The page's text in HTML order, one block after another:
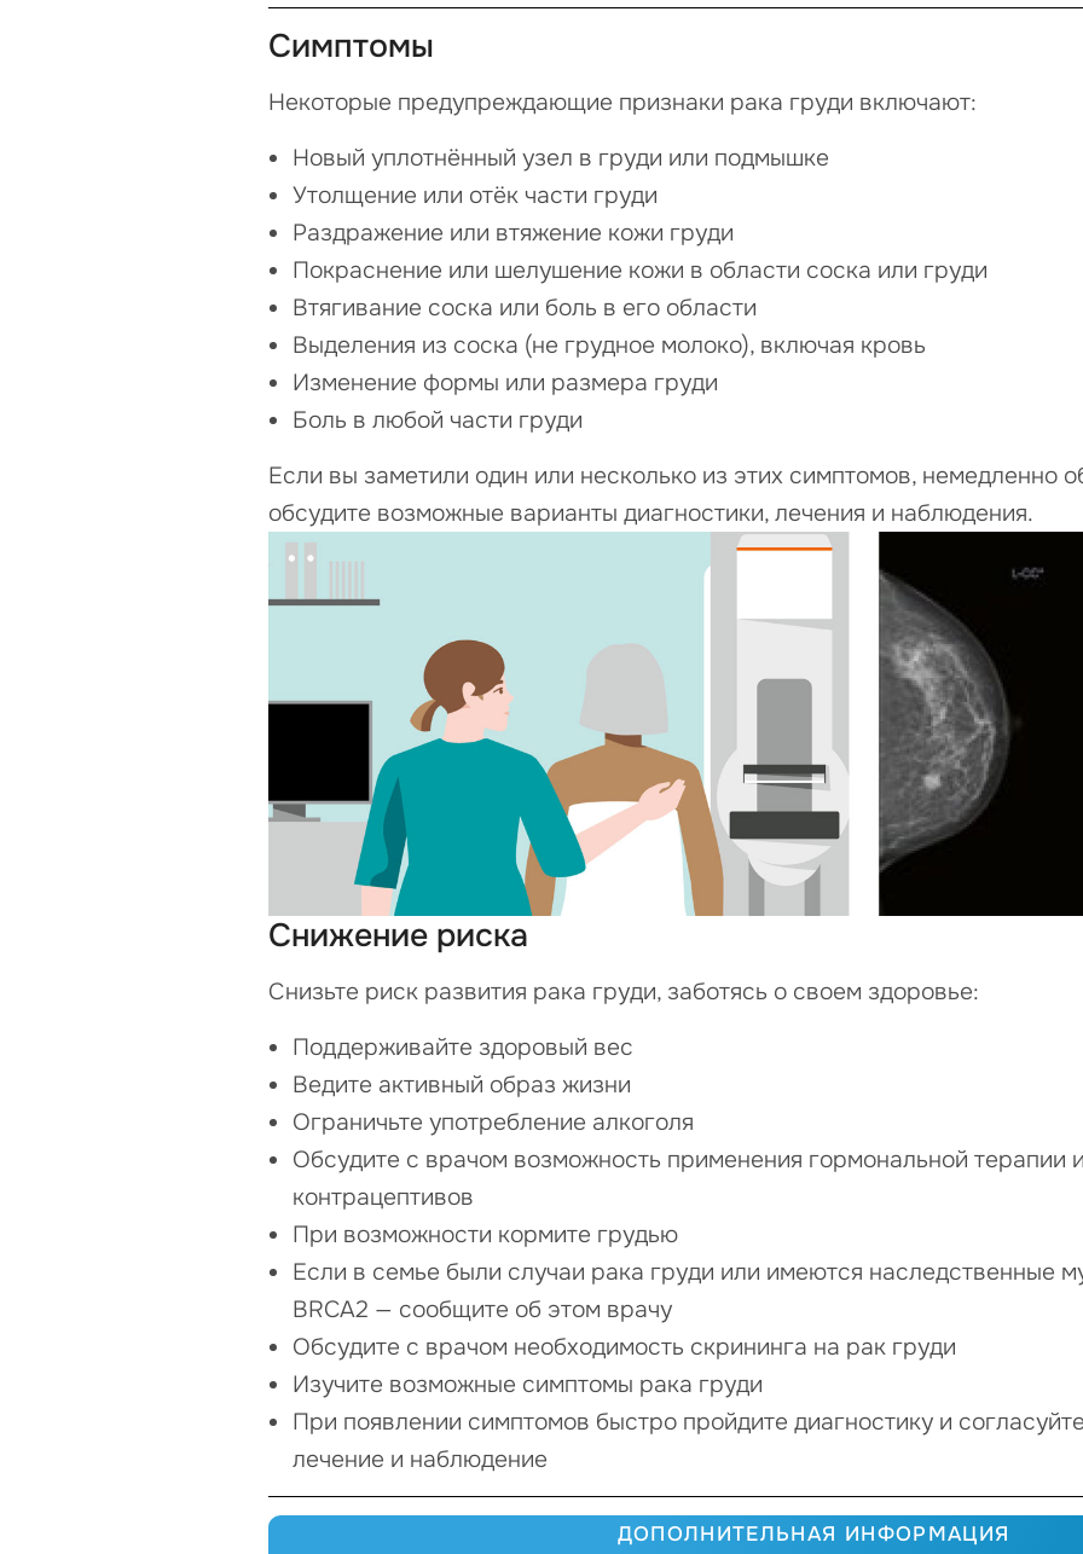
Симптомы
Некоторые предупреждающие признаки рака груди включают:
Новый уплотнённый узел в груди или подмышке
Утолщение или отёк части груди
Раздражение или втяжение кожи груди
Покраснение или шелушение кожи в области соска или груди
Втягивание соска или боль в его области
Выделения из соска (не грудное молоко), включая кровь
Изменение формы или размера груди
Боль в любой части груди
Если вы заметили один или несколько из этих симптомов, немедленно
обсудите возможные варианты диагностики, лечения и наблюдения.
Снижение риска
Снизьте риск развития рака груди, заботясь о своем здоровье:
Поддерживайте здоровый вес
Ведите активный образ жизни
Ограничьте употребление алкоголя
Обсудите с врачом возможность применения гормональной терапии
контрацептивов
При возможности кормите грудью
Если в семье были случаи рака груди или имеются наследственные
BRCA2 — сообщите об этом врачу
Обсудите с врачом необходимость скрининга на рак груди
Изучите возможные симптомы рака груди
При появлении симптомов быстро пройдите диагностику и
лечение и наблюдение
ДОПОЛНИТЕЛЬНАЯ ИНФОРМАЦИЯ